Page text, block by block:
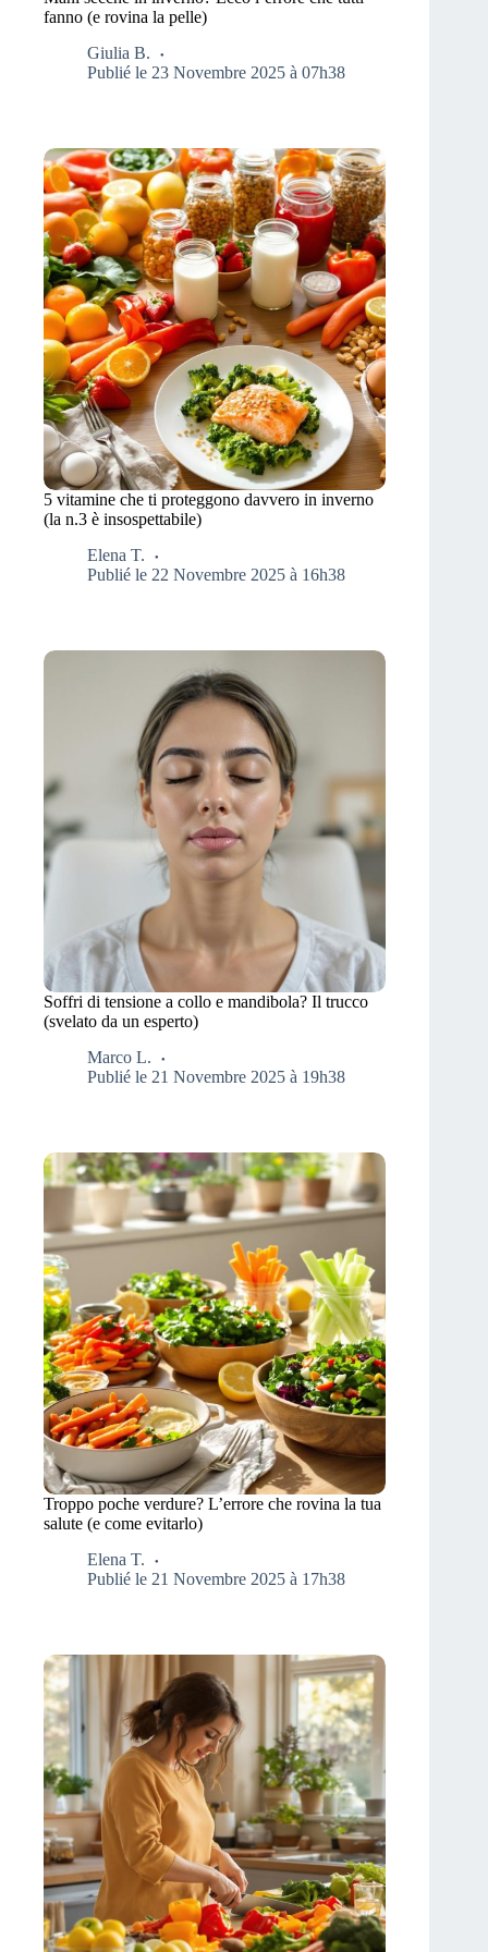
fanno (e rovina la pelle)
Giulia B.
Publié le 23 Novembre 2025 à 07h38
5 vitamine che ti proteggono davvero in inverno
(la n.3 è insospettabile)
Elena T.
Publié le 22 Novembre 2025 à 16h38
Soffri di tensione a collo e mandibola? Il trucco
(svelato da un esperto)
Marco L.
Publié le 21 Novembre 2025 à 19h38
Troppo poche verdure? L’errore che rovina la tua
salute (e come evitarlo)
Elena T.
Publié le 21 Novembre 2025 à 17h38